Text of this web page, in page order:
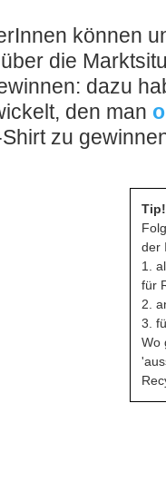
können
die
dazu
den man
zu
Tip!
der
1.
für
2.
3.
Wo